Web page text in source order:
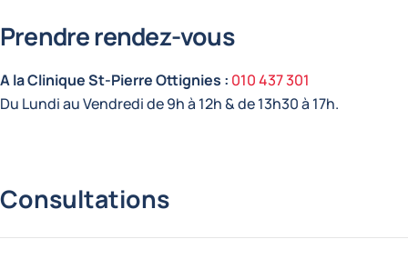
Prendre rendez-vous
A la Clinique St-Pierre Ottignies : 010 437 301
Du Lundi au Vendredi de 9h à 12h & de 13h30 à 17h.
Consultations